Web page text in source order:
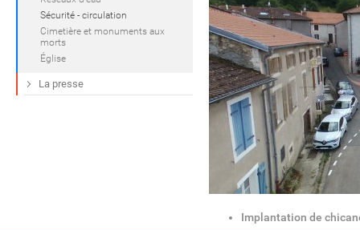
Implantation de
Sécurité - circulation
Cimetière et monuments aux
morts
Église
La presse